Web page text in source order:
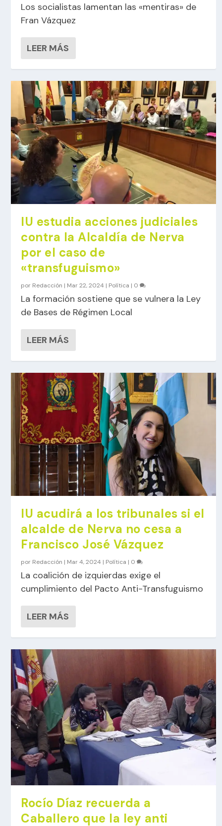
Los socialistas lamentan las «mentiras» de
Fran Vázquez
LEER MÁS
IU estudia acciones judiciales
contra la Alcaldía de Nerva
por el caso de
«transfuguismo»
por Redacción | Mar 22, 2024 | Política | 0
La formación sostiene que se vulnera la Ley
de Bases de Régimen Local
LEER MÁS
IU acudirá a los tribunales si el
alcalde de Nerva no cesa a
Francisco José Vázquez
por Redacción | Mar 4, 2024 | Política | 0
La coalición de izquierdas exige el
cumplimiento del Pacto Anti-Transfuguismo
LEER MÁS
Rocío Díaz recuerda a
Caballero que la ley anti